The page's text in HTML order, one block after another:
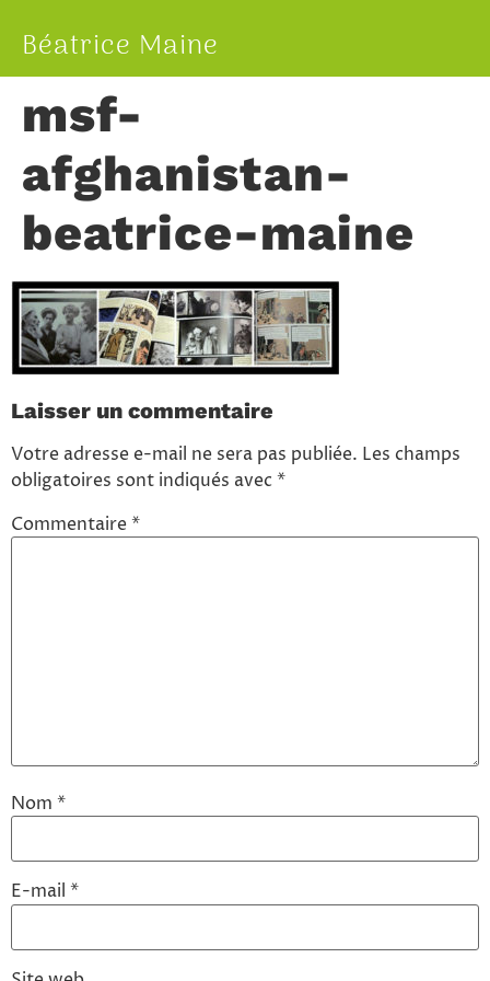
Béatrice Maine
msf-
afghanistan-
beatrice-maine
Laisser un commentaire
Votre adresse e-mail ne sera pas publiée. Les champs
obligatoires sont indiqués avec*
Commentaire*
Nom *
E-mail *